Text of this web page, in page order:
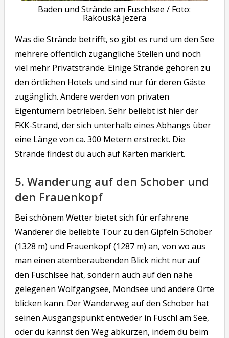
Baden und Strände am Fuschlsee / Foto:
Rakouská jezera
Was die Strände betrifft, so gibt es rund um den See
mehrere öffentlich zugängliche Stellen und noch
viel mehr Privatstrände. Einige Strände gehören zu
den örtlichen Hotels und sind nur für deren Gäste
zugänglich. Andere werden von privaten
Eigentümern betrieben. Sehr beliebt ist hier der
FKK-Strand, der sich unterhalb eines Abhangs über
eine Länge von ca. 300 Metern erstreckt. Die
Strände findest du auch auf Karten markiert.
5. Wanderung auf den Schober und
den Frauenkopf
Bei schönem Wetter bietet sich für erfahrene
Wanderer die beliebte Tour zu den Gipfeln Schober
(1328 m) und Frauenkopf (1287 m) an, von wo aus
man einen atemberaubenden Blick nicht nur auf
den Fuschlsee hat, sondern auch auf den nahe
gelegenen Wolfgangsee, Mondsee und andere Orte
blicken kann. Der Wanderweg auf den Schober hat
seinen Ausgangspunkt entweder in Fuschl am See,
oder du kannst den Weg abkürzen, indem du beim